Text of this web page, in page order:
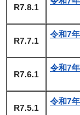
R7.8.1
R7.7.1
令和7
R7.6.1
令和7
R7.5.1
令和7